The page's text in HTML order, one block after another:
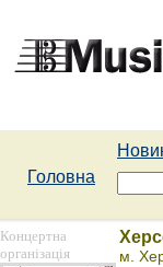
Головна
Концертна
організація
м.